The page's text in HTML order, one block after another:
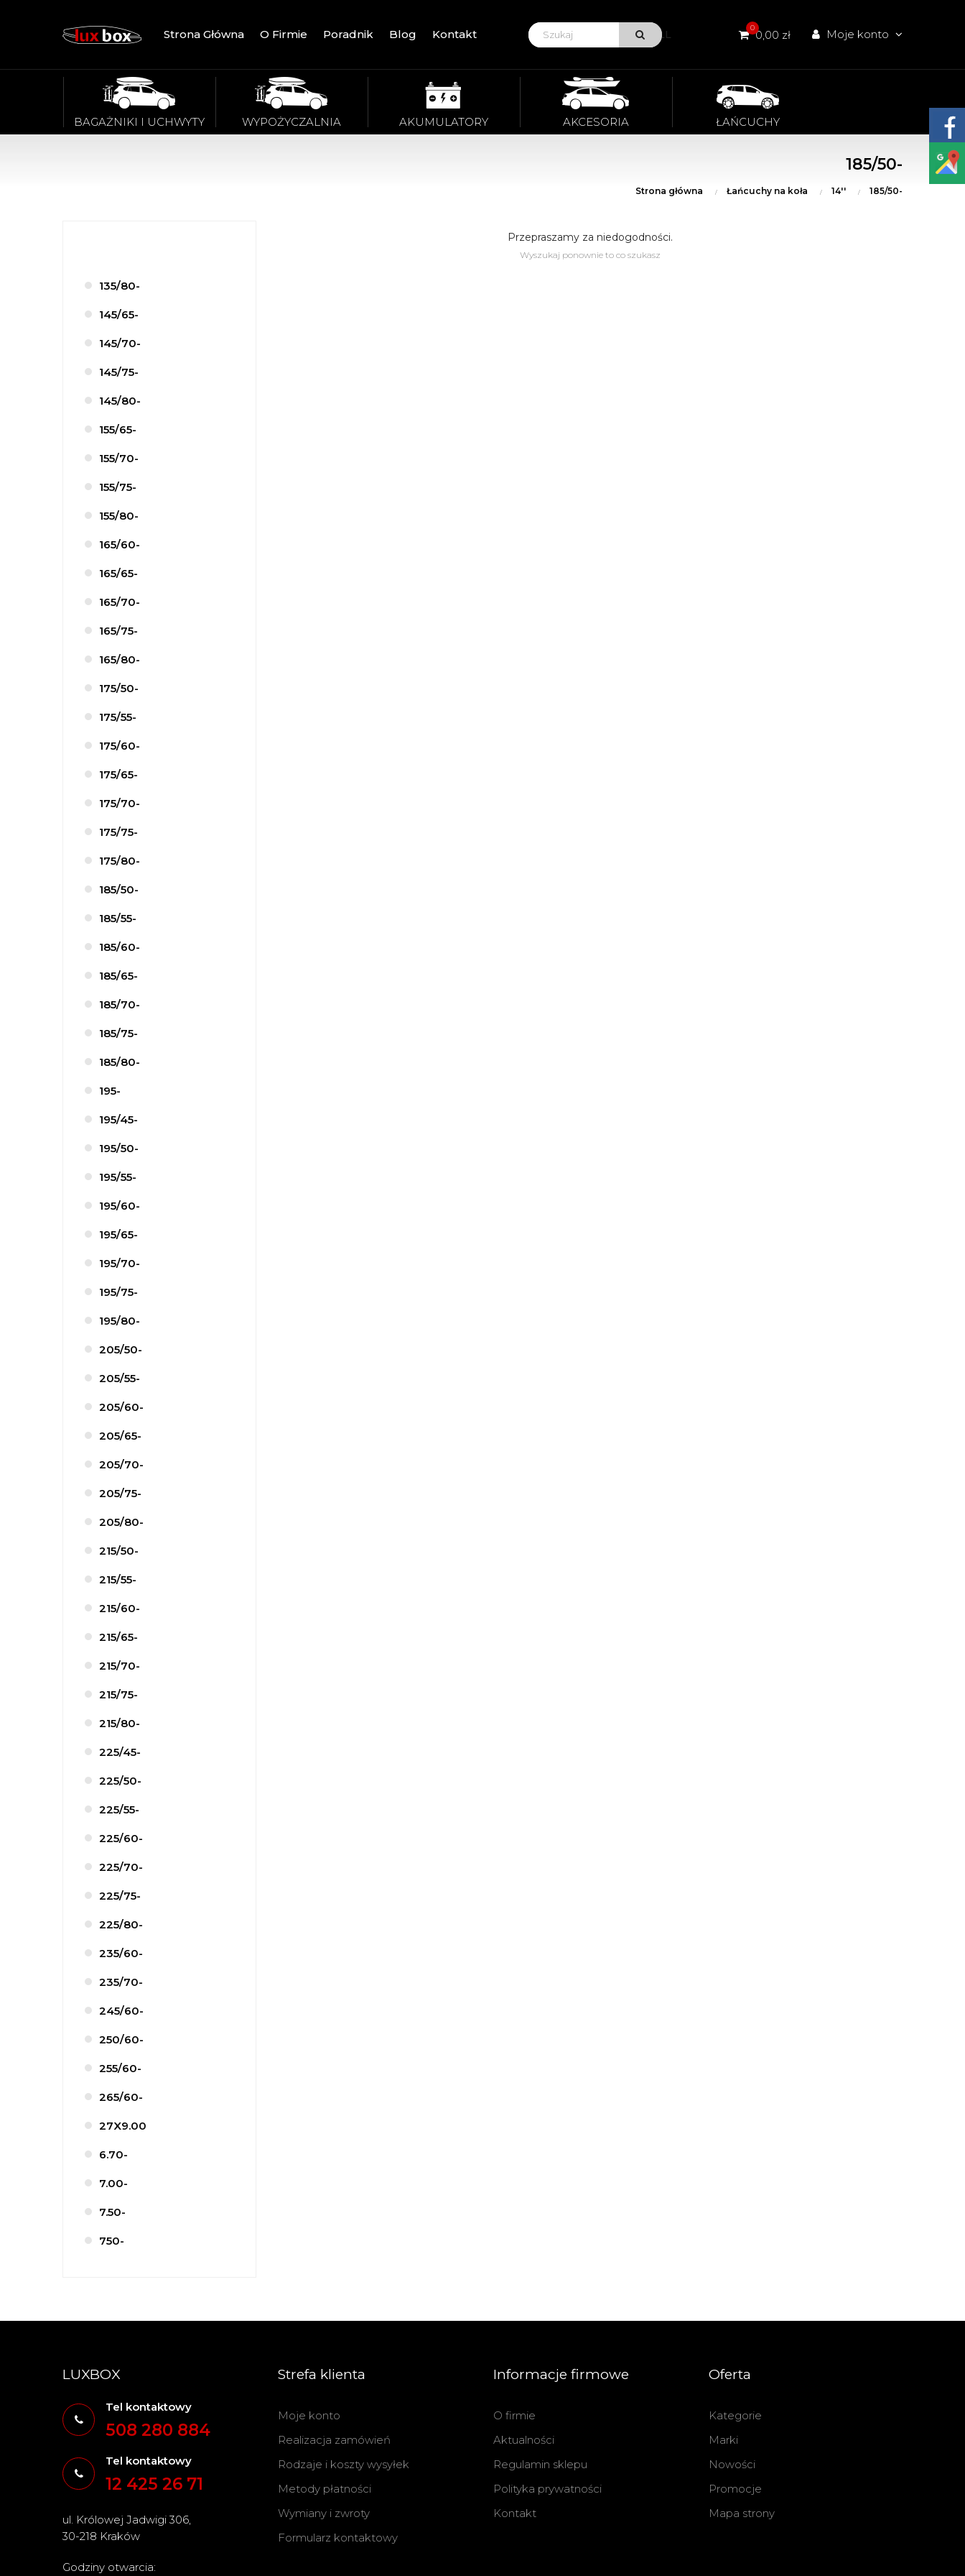
Strona Główna O Firmie Poradnik Blog Kontakt VIEW ALL 00,00 zł Moje konto
BAGAŻNIKI I UCHWYTY WYPOŻYCZALNIA AKUMULATORY AKCESORIA ŁAŃCUCHY
185/50-
Strona główna Łańcuchy na koła 14'' 185/50-
135/80-
145/65-
145/70-
145/75-
145/80-
155/65-
155/70-
155/75-
155/80-
165/60-
165/65-
165/70-
165/75-
165/80-
175/50-
175/55-
175/60-
175/65-
175/70-
175/75-
175/80-
185/50-
185/55-
185/60-
185/65-
185/70-
185/75-
185/80-
195-
195/45-
195/50-
195/55-
195/60-
195/65-
195/70-
195/75-
195/80-
205/50-
205/55-
205/60-
205/65-
205/70-
205/75-
205/80-
215/50-
215/55-
215/60-
215/65-
215/70-
215/75-
215/80-
225/45-
225/50-
225/55-
225/60-
225/70-
225/75-
225/80-
235/60-
235/70-
245/60-
250/60-
255/60-
265/60-
27X9.00
6.70-
7.00-
7.50-
750-
Przepraszamy za niedogodności.
Wyszukaj ponownie to co szukasz
LUXBOX
Tel kontaktowy
508 280 884
Tel kontaktowy
12 425 26 71
ul. Królowej Jadwigi 306,
30-218 Kraków
Godziny otwarcia:
Strefa klienta
Moje konto
Realizacja zamówień
Rodzaje i koszty wysyłek
Metody płatności
Wymiany i zwroty
Formularz kontaktowy
Informacje firmowe
O firmie
Aktualności
Regulamin sklepu
Polityka prywatności
Kontakt
Oferta
Kategorie
Marki
Nowości
Promocje
Mapa strony